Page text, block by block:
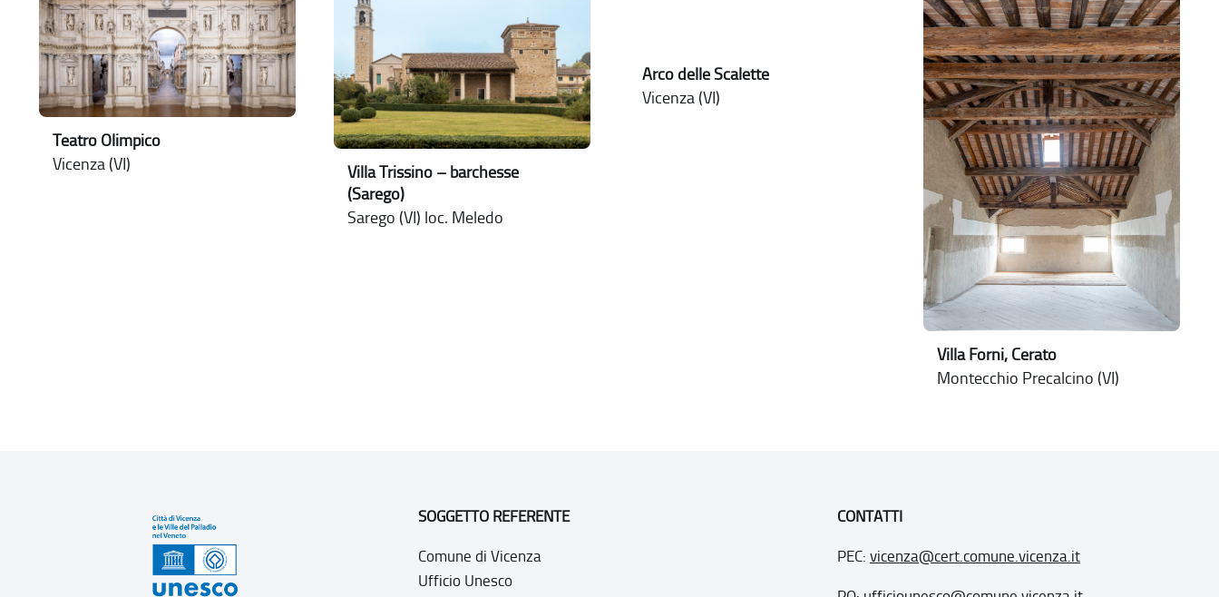
Teatro Olimpico
Vicenza (VI)
Villa Trissino – barchesse
(Sarego)
Sarego (VI) loc. Meledo
Arco delle Scalette
Vicenza (VI)
Villa Forni, Cerato
Montecchio Precalcino (VI)
SOGGETTO REFERENTE
Comune di Vicenza
Ufficio Unesco
CONTATTI
PEC: vicenza@cert.comune.vicenza.it